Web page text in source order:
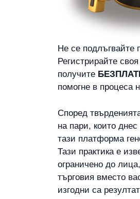
Не се подлъгвайте
Регистрирайте
получите
помогне в процеса
Според
на пари, които
тази платформа
Тази практика е
ограничено до
търговия вместо
изгодни са